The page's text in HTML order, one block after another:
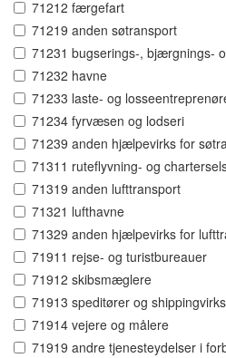
71212 færgefart
71219 anden søtransport
71231 bugserings-, bjærgnings-
71232 havne
71233 laste- og
71234 fyrvæsen og lodseri
71239 anden hjælpevirks for
71311 ruteflyvning- og
71319 anden lufttransport
71321 lufthavne
71329 anden hjælpevirks for
71911 rejse- og turistbureauer
71912 skibsmæglere
71913 speditører og
71914 vejere og målere
71919 andre tjenesteydelser i